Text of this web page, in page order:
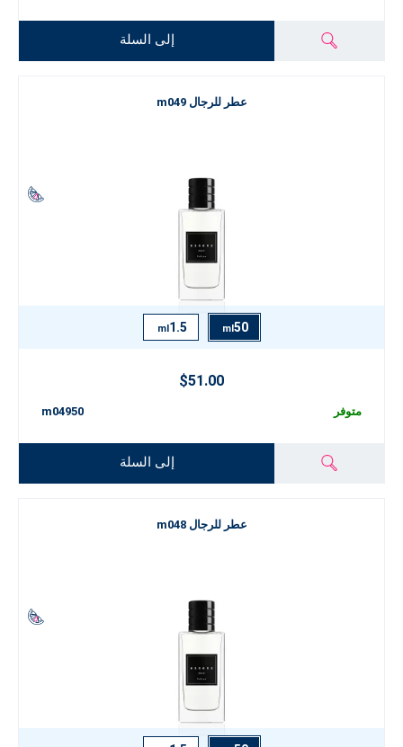
إلى السلة
عطر للرجال m049
50
ml
1.5
ml
$51.00
m04950 متوفر
إلى السلة
عطر للرجال m048